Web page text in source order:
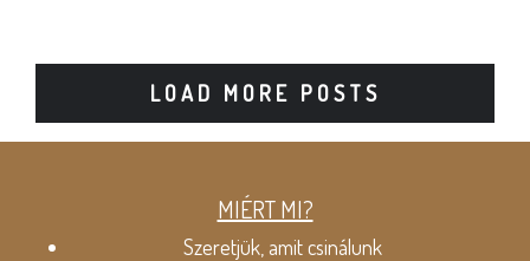
LOAD MORE POSTS
MIÉRT MI?
Szeretjük, amit csinálunk